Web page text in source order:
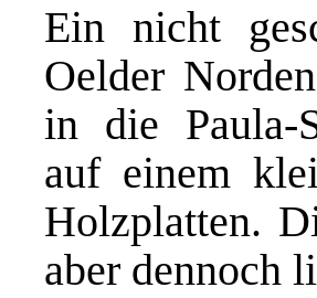
Ein nicht
Oelder
in die Paula-
auf einem
Holzplatten.
aber dennoch